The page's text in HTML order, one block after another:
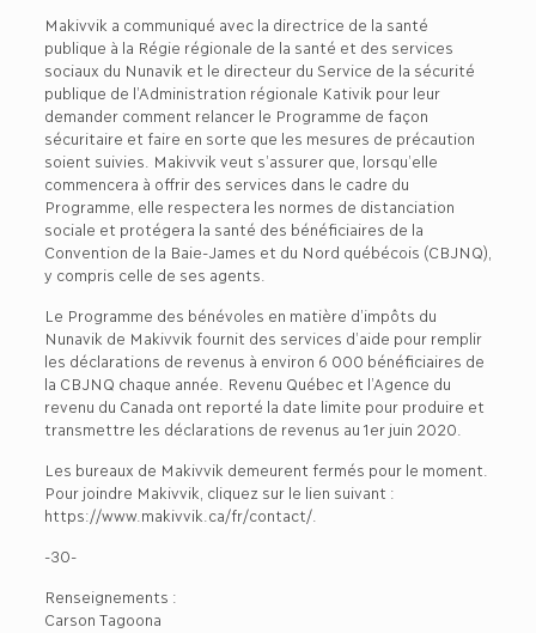
Makivvik a communiqué avec la directrice de la santé
publique à la Régie régionale de la santé et des services
sociaux du Nunavik et le directeur du Service de la sécurité
publique de l’Administration régionale Kativik pour leur
demander comment relancer le Programme de façon
sécuritaire et faire en sorte que les mesures de précaution
soient suivies. Makivvik veut s’assurer que, lorsqu’elle
commencera à offrir des services dans le cadre du
Programme, elle respectera les normes de distanciation
sociale et protégera la santé des bénéficiaires de la
Convention de la Baie-James et du Nord québécois (CBJNQ),
y compris celle de ses agents.
Le Programme des bénévoles en matière d’impôts du
Nunavik de Makivvik fournit des services d’aide pour remplir
les déclarations de revenus à environ 6 000 bénéficiaires de
la CBJNQ chaque année. Revenu Québec et l’Agence du
revenu du Canada ont reporté la date limite pour produire et
transmettre les déclarations de revenus au 1er juin 2020.
Les bureaux de Makivvik demeurent fermés pour le moment.
Pour joindre Makivvik, cliquez sur le lien suivant :
https://www.makivvik.ca/fr/contact/.
-30-
Renseignements :
Carson Tagoona